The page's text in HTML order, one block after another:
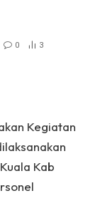
0 3
Kegiatan
Kab